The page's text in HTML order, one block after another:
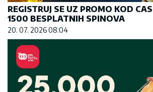
REGISTRUJ SE UZ PROMO KOD
1500 BESPLATNIH SPINOVA
20. 07. 2026 08:04